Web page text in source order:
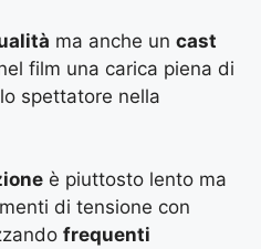
ma anche un cast
film una carica piena di
spettatore nella
è piuttosto lento ma
di tensione con
frequenti